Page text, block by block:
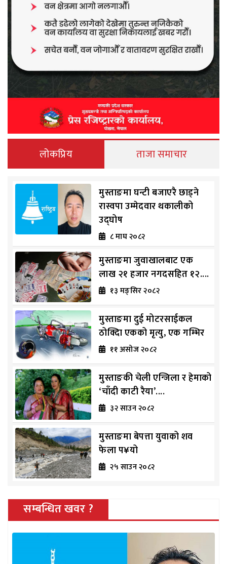
लोकप्रिय ताजा समाचार
मुस्ताङमा घन्टी बजाएरै छाड्ने
रास्वपा उम्मेदवार थकालीको
उद्घोष
८ माघ २०८२
मुस्ताङमा जुवाखालबाट एक
लाख २१ हजार नगदसहित १२....
१३ मङ्सिर २०८२
मुस्ताङमा दुई मोटरसाईकल
ठोक्दिा एकको मृत्यु, एक गम्भिर
११ असोज २०८२
मुस्ताङकी चेली एन्जिला र हेमाको
‘चाँदी काटी रैया’....
३२ साउन २०८२
मुस्ताङमा बेपत्ता युवाको शव
फेला प¥यो
२५ साउन २०८२
सम्बन्धित खवर ?